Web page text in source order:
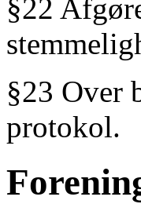
§22
§23 Over
protokol.